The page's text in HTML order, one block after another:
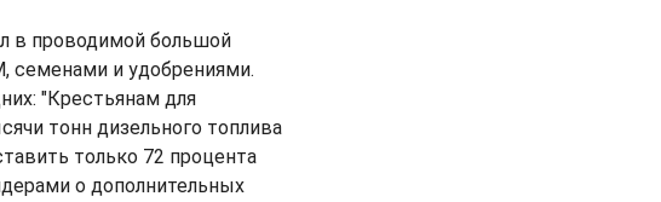
в проводимой большой
семенами и удобрениями.
"Крестьянам для
тонн дизельного топлива
только 72 процента
о дополнительных